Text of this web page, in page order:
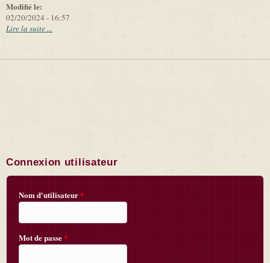
Modifié le:
02/20/2024 - 16:57
Lire la suite ...
Connexion utilisateur
Nom d'utilisateur*
Mot de passe*